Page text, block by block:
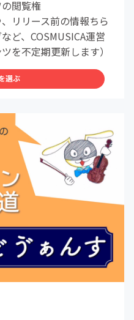
閲覧権
リリース前の情報ちら
ど、COSMUSICA運営
を不定期更新します）
選ぶ